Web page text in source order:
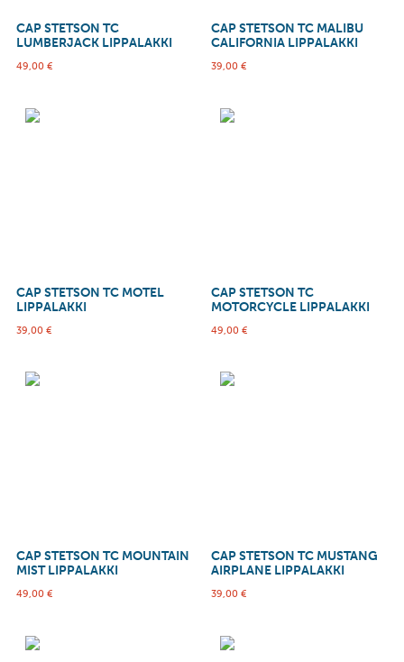
CAP STETSON TC
LUMBERJACK LIPPALAKKI
49,00 €
CAP STETSON TC MALIBU
CALIFORNIA LIPPALAKKI
39,00 €
CAP STETSON TC MOTEL
LIPPALAKKI
39,00 €
CAP STETSON TC
MOTORCYCLE LIPPALAKKI
49,00 €
CAP STETSON TC MOUNTAIN
MIST LIPPALAKKI
49,00 €
CAP STETSON TC MUSTANG
AIRPLANE LIPPALAKKI
39,00 €